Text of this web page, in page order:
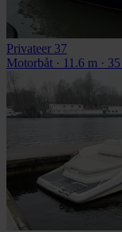
Privateer 37
Motorbåt · 11.6 m ·